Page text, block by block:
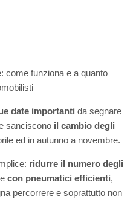
come funziona e a quanto
date importanti da segnare
sanciscono il cambio degli
ed in autunno a novembre.
ridurre il numero degli
con pneumatici efficienti,
percorrere e soprattutto non